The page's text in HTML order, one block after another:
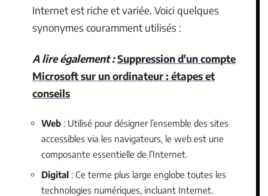
Internet est riche et variée. Voici quelques
synonymes couramment utilisés :
A lire également :Suppression d'un compte
Microsoft sur un ordinateur : étapes et
conseils
Web : Utilisé pour désigner l’ensemble des sites
accessibles via les navigateurs, le web est une
composante essentielle de l’Internet.
Digital : Ce terme plus large englobe toutes les
technologies numériques, incluant Internet.